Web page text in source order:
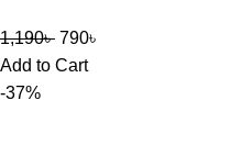
1,190৳ 790৳
Add to Cart
-37%